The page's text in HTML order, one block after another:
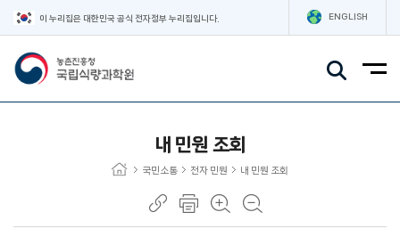
이 누리집은 대한민국 공식 전자정부 누리집입니다. ENGLISH
내 민원 조회
국민소통 전자 민원 내 민원 조회